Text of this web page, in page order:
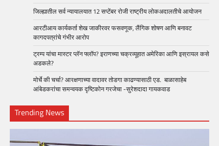
जिल्ह्यातील सर्व न्यायालयात 12 सप्टेंबर रोजी राष्ट्रीय लोकअदालतीचे आयोजन
आरटीआय कार्यकर्ता शेख जाकीरवर फसवणूक, लैंगिक शोषण आणि बनावट
कागदपत्रांचे गंभीर आरोप
ट्रम्प यांचा मास्टर प्लॅन फ्लॉप? इराणच्या चक्रव्यूहात अमेरिका आणि इस्रायल कसे
अडकले?
मोर्चे की चर्चा? आरक्षणाच्या वादावर तोडगा काढण्यासाठी एड. बाळासाहेब
आंबेडकरांचा समन्वयक दृष्टिकोन गरजेचा -सुरेशदादा गायकवाड
Trending News